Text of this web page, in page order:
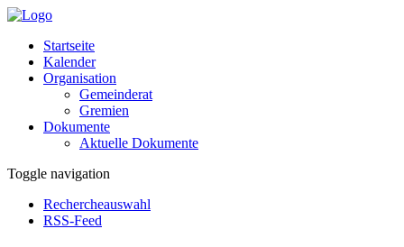
Startseite
Kalender
Organisation
Gemeinderat
Gremien
Dokumente
Aktuelle Dokumente
Toggle navigation
Rechercheauswahl
RSS-Feed